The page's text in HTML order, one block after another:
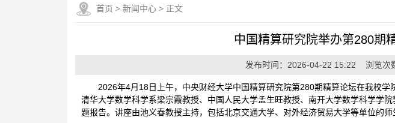
首页 > 新闻中心 > 正文
中国精算研究院举办第280期
发布时间：2026-04-22 15:22 浏览次
2026年4月18日上午，中央财经大学中国精算研究院第280期精算论坛在我校学
清华大学数学科学系梁宗霞教授、中国人民大学孟生旺教授、南开大学数学科学学
题报告。讲座由池义春教授主持，包括北京交通大学、对外经济贸易大学等单位的师